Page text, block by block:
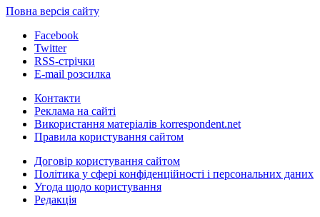
Повна версія сайту
Facebook
Twitter
RSS-стрічки
E-mail розсилка
Контакти
Реклама на сайті
Використання матеріалів korrespondent.net
Правила користування сайтом
Договір користування сайтом
Політика у сфері конфіденційності і персональних даних
Угода щодо користування
Редакція